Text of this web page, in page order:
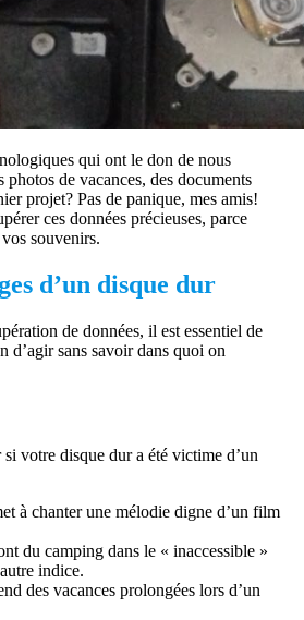
qui ont le don de nous
de vacances, des documents
projet? Pas de panique, mes amis!
ces données précieuses, parce
souvenirs.
d’un disque dur
de données, il est essentiel de
d’agir sans savoir dans quoi on
votre disque dur a été victime d’un
à chanter une mélodie digne d’un film
du camping dans le « inaccessible »
indice.
des vacances prolongées lors d’un